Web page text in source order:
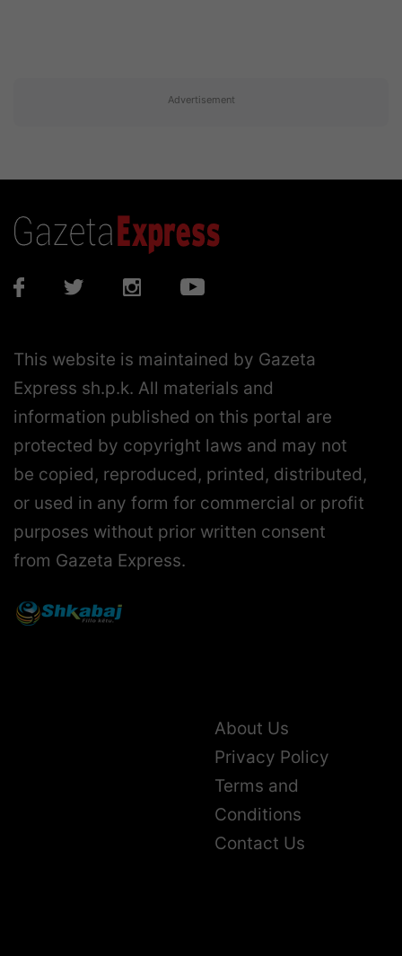
Advertisement
This website is maintained by Gazeta
Express sh.p.k. All materials and
information published on this portal are
protected by copyright laws and may not
be copied, reproduced, printed, distributed,
or used in any form for commercial or profit
purposes without prior written consent
from Gazeta Express.
About Us
Privacy Policy
Terms and
Conditions
Contact Us